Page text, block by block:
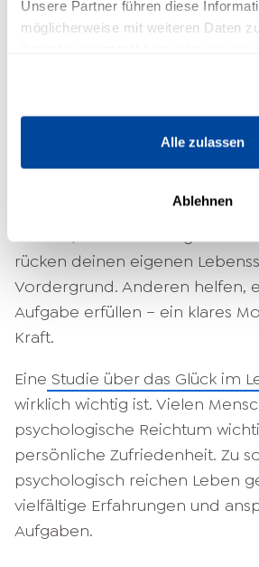
Unsere Partner führen diese
möglicherweise mit weiteren Daten
Alle zulassen
Ablehnen
dabei ist, dass sich die
wenig verändern.
stabile Lebensglück. Doch du
positive Haltung trainieren.
Konzentration machen dich
stärken dich von innen heraus.
dass dein Leben einen Sinn hat.
Klarheit,
rücken deinen eigenen
Vordergrund. Anderen helfen,
Aufgabe erfüllen – ein klares
Kraft.
Eine Studie über das Glück im
wirklich wichtig ist. Vielen
psychologische Reichtum
persönliche Zufriedenheit. Zu
psychologisch reichen Leben
vielfältige Erfahrungen und
Aufgaben.